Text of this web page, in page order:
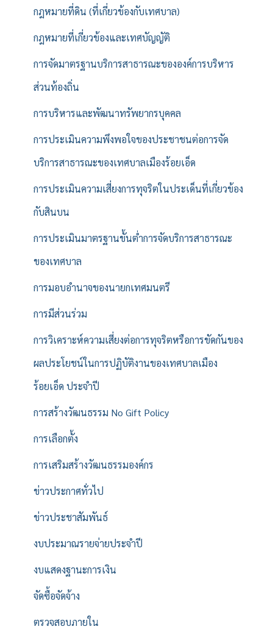
กฎหมายที่ดิน (ที่เกี่ยวข้องกับเทศบาล)
กฎหมายที่เกี่ยวข้องและเทศบัญญัติ
การจัดมาตรฐานบริการสาธารณะขององค์การบริหาร
ส่วนท้องถิ่น
การบริหารและพัฒนาทรัพยากรบุคคล
การประเมินความพึงพอใจของประชาชนต่อการจัด
บริการสาธารณะของเทศบาลเมืองร้อยเอ็ด
การประเมินความเสี่ยงการทุจริตในประเด็นที่เกี่ยวข้อง
กับสินบน
การประเมินมาตรฐานขั้นต่ำการจัดบริการสาธารณะ
ของเทศบาล
การมอบอำนาจของนายกเทศมนตรี
การมีส่วนร่วม
การวิเคราะห์ความเสี่ยงต่อการทุจริตหรือการขัดกันของ
ผลประโยชน์ในการปฏิบัติงานของเทศบาลเมือง
ร้อยเอ็ด ประจำปี
การสร้างวัฒนธรรม No Gift Policy
การเลือกตั้ง
การเสริมสร้างวัฒนธรรมองค์กร
ข่าวประกาศทั่วไป
ข่าวประชาสัมพันธ์
งบประมาณรายจ่ายประจำปี
งบแสดงฐานะการเงิน
จัดซื้อจัดจ้าง
ตรวจสอบภายใน